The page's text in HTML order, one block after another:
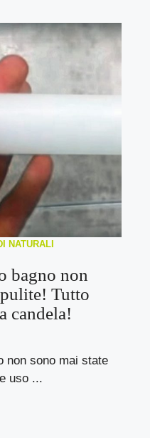
NATURALI
bagno non
Tutto
candela!
non sono mai state
uso ...